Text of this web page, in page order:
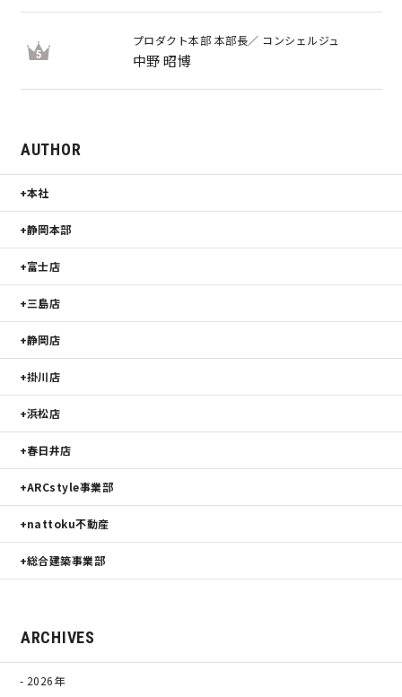
5
プロダクト本部 本部長／ コンシェルジュ
中野 昭博
AUTHOR
本社
静岡本部
富士店
三島店
静岡店
掛川店
浜松店
春日井店
ARCstyle事業部
nattoku不動産
総合建築事業部
ARCHIVES
2026年